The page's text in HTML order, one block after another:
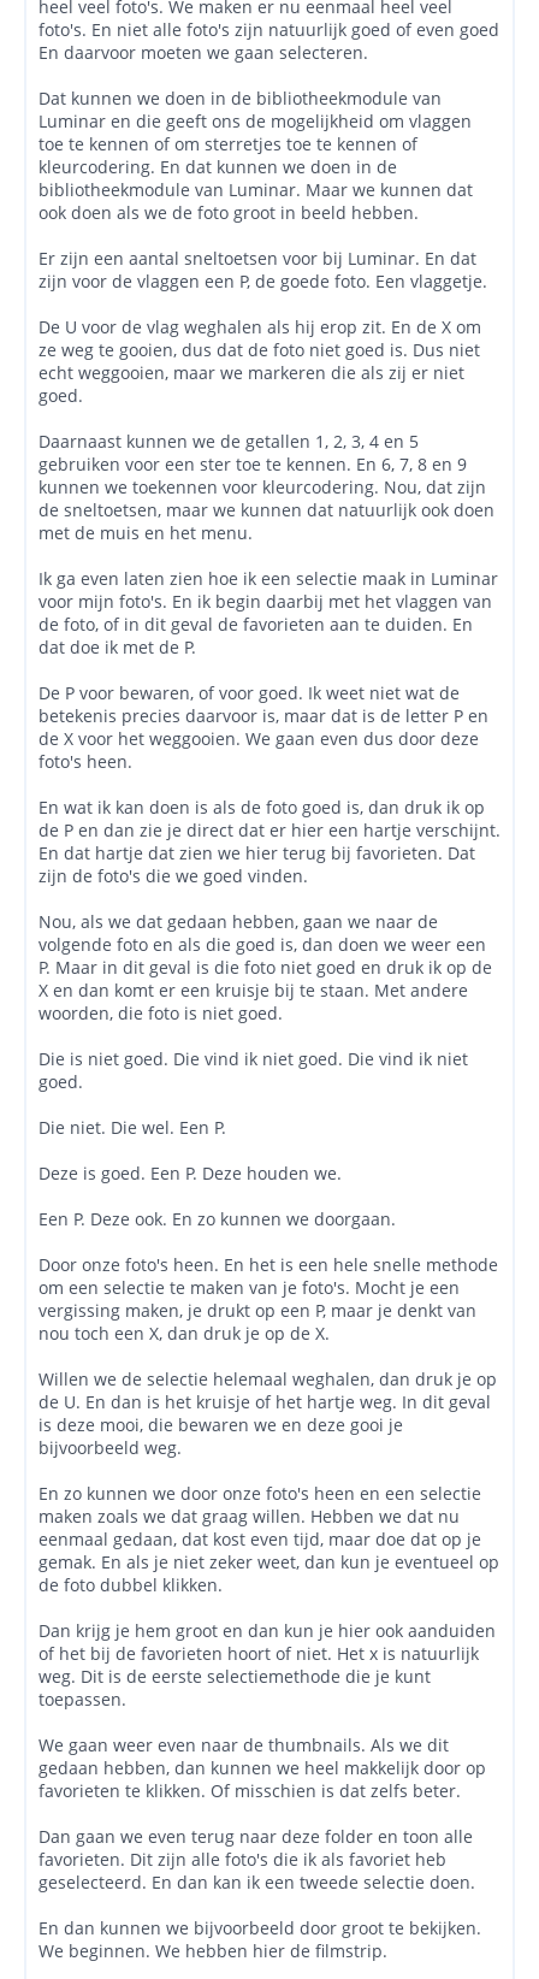
heel veel foto's. We maken er nu eenmaal heel veel
foto's. En niet alle foto's zijn natuurlijk goed of even goed
En daarvoor moeten we gaan selecteren.
Dat kunnen we doen in de bibliotheekmodule van
Luminar en die geeft ons de mogelijkheid om vlaggen
toe te kennen of om sterretjes toe te kennen of
kleurcodering. En dat kunnen we doen in de
bibliotheekmodule van Luminar. Maar we kunnen dat
ook doen als we de foto groot in beeld hebben.
Er zijn een aantal sneltoetsen voor bij Luminar. En dat
zijn voor de vlaggen een P, de goede foto. Een vlaggetje.
De U voor de vlag weghalen als hij erop zit. En de X om
ze weg te gooien, dus dat de foto niet goed is. Dus niet
echt weggooien, maar we markeren die als zij er niet
goed.
Daarnaast kunnen we de getallen 1, 2, 3, 4 en 5
gebruiken voor een ster toe te kennen. En 6, 7, 8 en 9
kunnen we toekennen voor kleurcodering. Nou, dat zijn
de sneltoetsen, maar we kunnen dat natuurlijk ook doen
met de muis en het menu.
Ik ga even laten zien hoe ik een selectie maak in Luminar
voor mijn foto's. En ik begin daarbij met het vlaggen van
de foto, of in dit geval de favorieten aan te duiden. En
dat doe ik met de P.
De P voor bewaren, of voor goed. Ik weet niet wat de
betekenis precies daarvoor is, maar dat is de letter P en
de X voor het weggooien. We gaan even dus door deze
foto's heen.
En wat ik kan doen is als de foto goed is, dan druk ik op
de P en dan zie je direct dat er hier een hartje verschijnt.
En dat hartje dat zien we hier terug bij favorieten. Dat
zijn de foto's die we goed vinden.
Nou, als we dat gedaan hebben, gaan we naar de
volgende foto en als die goed is, dan doen we weer een
P. Maar in dit geval is die foto niet goed en druk ik op de
X en dan komt er een kruisje bij te staan. Met andere
woorden, die foto is niet goed.
Die is niet goed. Die vind ik niet goed. Die vind ik niet
goed.
Die niet. Die wel. Een P.
Deze is goed. Een P. Deze houden we.
Een P. Deze ook. En zo kunnen we doorgaan.
Door onze foto's heen. En het is een hele snelle methode
om een selectie te maken van je foto's. Mocht je een
vergissing maken, je drukt op een P, maar je denkt van
nou toch een X, dan druk je op de X.
Willen we de selectie helemaal weghalen, dan druk je op
de U. En dan is het kruisje of het hartje weg. In dit geval
is deze mooi, die bewaren we en deze gooi je
bijvoorbeeld weg.
En zo kunnen we door onze foto's heen en een selectie
maken zoals we dat graag willen. Hebben we dat nu
eenmaal gedaan, dat kost even tijd, maar doe dat op je
gemak. En als je niet zeker weet, dan kun je eventueel op
de foto dubbel klikken.
Dan krijg je hem groot en dan kun je hier ook aanduiden
of het bij de favorieten hoort of niet. Het x is natuurlijk
weg. Dit is de eerste selectiemethode die je kunt
toepassen.
We gaan weer even naar de thumbnails. Als we dit
gedaan hebben, dan kunnen we heel makkelijk door op
favorieten te klikken. Of misschien is dat zelfs beter.
Dan gaan we even terug naar deze folder en toon alle
favorieten. Dit zijn alle foto's die ik als favoriet heb
geselecteerd. En dan kan ik een tweede selectie doen.
En dan kunnen we bijvoorbeeld door groot te bekijken.
We beginnen. We hebben hier de filmstrip.